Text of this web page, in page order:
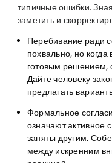
типичные ошибки.
заметить и
Перебивание ради
похвально, но
готовым решением,
Дайте человеку
предлагать
Формальное
означают активное
заняты другим.
между искренним